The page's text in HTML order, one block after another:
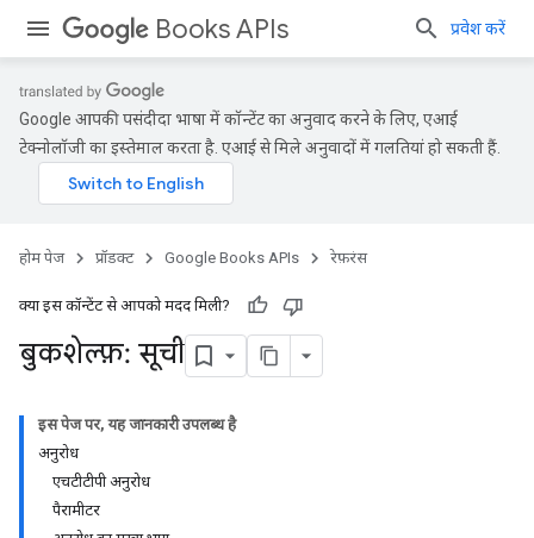
Books APIs प्रवेश करें
Google आपकी पसंदीदा भाषा में कॉन्टेंट का अनुवाद करने के लिए, एआई
टेक्नोलॉजी का इस्तेमाल करता है. एआई से मिले अनुवादों में गलतियां हो सकती हैं.
होम पेज प्रॉडक्ट Google Books APIs रेफ़रंस
क्या इस कॉन्टेंट से आपको मदद मिली?
बुकशेल्फ़: सूची
इस पेज पर, यह जानकारी उपलब्ध है
अनुरोध
एचटीटीपी अनुरोध
पैरामीटर